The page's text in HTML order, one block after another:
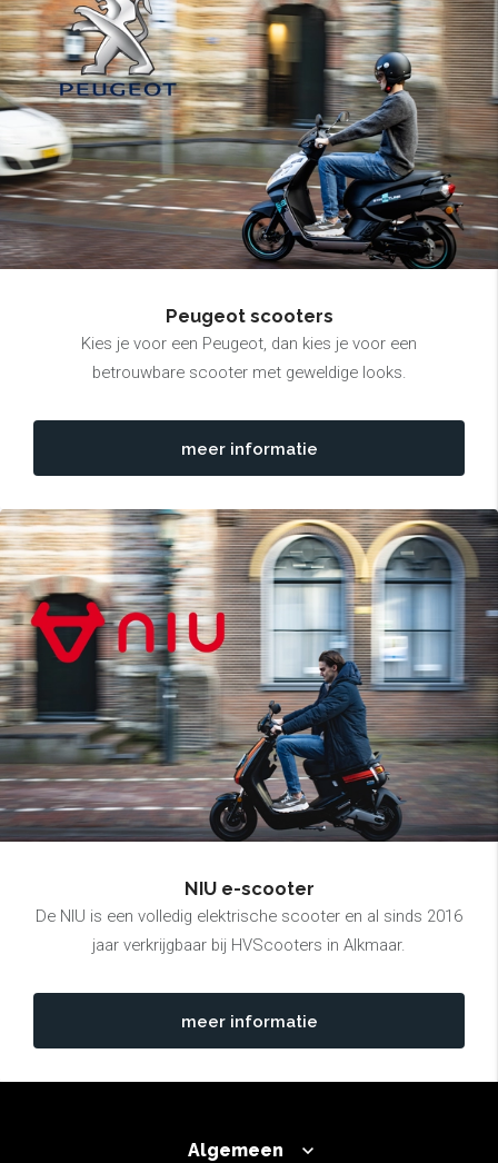
Peugeot scooters
Kies je voor een Peugeot, dan kies je voor een
betrouwbare scooter met geweldige looks.
meer informatie
NIU e-scooter
De NIU is een volledig elektrische scooter en al sinds 2016
jaar verkrijgbaar bij HVScooters in Alkmaar.
meer informatie
Algemeen